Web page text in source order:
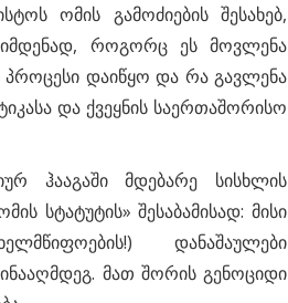
ომის გამოძიების შესახებ,
იმდენად, როგორც ეს მოვლენა
პროცესი დაიწყო და რა გავლენა
და ქვეყნის საერთაშორისო
ჰააგაში მდებარე სისხლის
სტატუტის» შესაბამისად: მისი
დანაშაულები
მათ შორის გენოციდი